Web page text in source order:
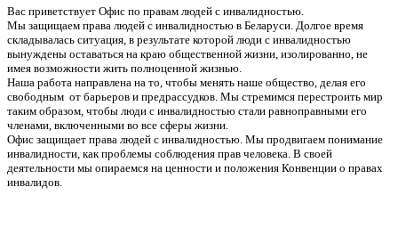
Вас приветствует Офис по правам людей с инвалидностью.
Мы защищаем права людей с инвалидностью в Беларуси. Долгое время
складывалась ситуация, в результате которой люди с инвалидностью
вынуждены оставаться на краю общественной жизни, изолированно, не
имея возможности жить полноценной жизнью.
Наша работа направлена на то, чтобы менять наше общество, делая его
свободным от барьеров и предрассудков. Мы стремимся перестроить мир
таким образом, чтобы люди с инвалидностью стали равноправными его
членами, включенными во все сферы жизни.
Офис защищает права людей с инвалидностью. Мы продвигаем понимание
инвалидности, как проблемы соблюдения прав человека. В своей
деятельности мы опираемся на ценности и положения Конвенции о правах
инвалидов.